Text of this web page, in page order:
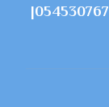
شركة مكافحة الحمام في العين |0545307678|